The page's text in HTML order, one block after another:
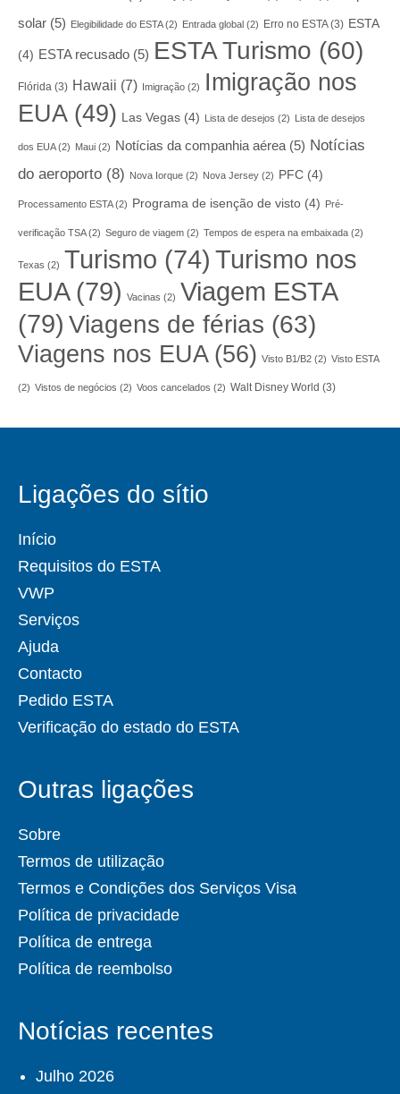
solar (5) Elegibilidade do ESTA(2) Entrada global (2) Erro no ESTA(3) ESTA
(4) ESTA recusado (5) ESTA Turismo (60)
Flórida (3) Hawaii (7) Imigração (2)
Imigração nos
EUA(49) Las Vegas (4) Lista de desejos (2) Lista de desejos
dos EUA(2) Maui (2) Notícias da companhia aérea(5) Notícias
do aeroporto (8) Nova Iorque (2) Nova Jersey (2) PFC (4)
Processamento ESTA(2) Programa de isenção de visto (4) Pré-
verificação TSA(2) Seguro de viagem (2) Tempos de espera na embaixada (2)
Texas (2) Turismo (74) Turismo nos
EUA(79) Vacinas (2) Viagem ESTA
(79) Viagens de férias (63)
Viagens nos EUA(56) Visto B1/B2 (2) Visto ESTA
(2) Vistos de negócios (2) Voos cancelados (2) Walt Disney World (3)
Ligações do sítio
Início
Requisitos do ESTA
VWP
Serviços
Ajuda
Contacto
Pedido ESTA
Verificação do estado do ESTA
Outras ligações
Sobre
Termos de utilização
Termos e Condições dos Serviços Visa
Política de privacidade
Política de entrega
Política de reembolso
Notícias recentes
Julho 2026